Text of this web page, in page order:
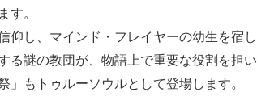
す。
し、マインド・フレイヤーの幼生を宿し
る謎の教団が、物語上で重要な役割を担い
」もトゥルーソウルとして登場します。